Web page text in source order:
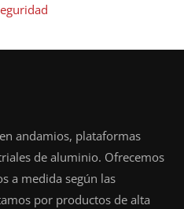
andamios, plataformas
de aluminio. Ofrecemos
a medida según las
por productos de alta